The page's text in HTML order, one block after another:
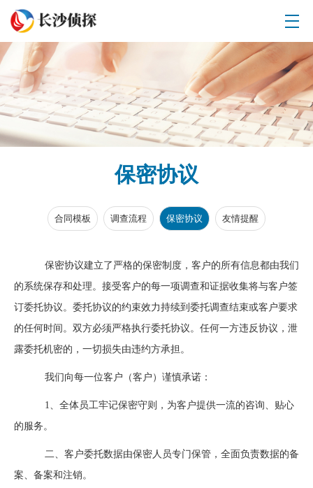
保密协议
合同模板 调查流程 保密协议 友情提醒
保密协议建立了严格的保密制度，客户的所有信息都由我们
的系统保存和处理。接受客户的每一项调查和证据收集将与客户签
订委托协议。委托协议的约束效力持续到委托调查结束或客户要求
的任何时间。双方必须严格执行委托协议。任何一方违反协议，泄
露委托机密的，一切损失由违约方承担。
我们向每一位客户（客户）谨慎承诺：
1、全体员工牢记保密守则，为客户提供一流的咨询、贴心
的服务。
二、客户委托数据由保密人员专门保管，全面负责数据的备
案、备案和注销。